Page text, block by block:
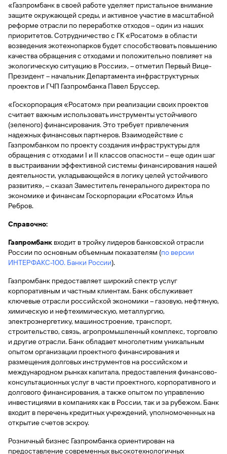
специальные
предложения
Газпром
Бонус
«Плюс»
Информация
для
держателей
карт
Дополнительная
карта-стикер
Банки-
партнеры
Gazprom
Pay
закон №115-
ФЗ
Как не
попасться
мошенникам?
Помощь по
действующему
кредиту
Оформить
страхование
карты
онлайн
Оператор
электронных
денежных
средств
полезно
Часто
задаваемые
вопросы
Калькулятор
вкладов
Быстрый
поиск
по
сайту
Вклады
Отчет о
кредитной
истории
Кредитный
помощник
поиск
по
сайту
Вклады
Открыть
брокерский
счет
Брокерское
обслуживание
Инвестиционные
доверительного
управления
Налоговый
вычет
Быстрый
поиск
по
сайту
Вклады
Отчет о
кредитной
истории
Станьте
партнером
поиск
по
сайту
Вклады
Кредитный
рейтинг
Отчет о
кредитной
истории
партнером
Партнерам
Информация
для
партнеров
Быстрый
поиск
сайту
Вклады
Gazprom
Pay
Интернет-
банк
Мобильное
GPB-
i-
Trade
GorodPay
Открыть
брокерский
счет
клиент
Дистанционные
сервисы
Стать
клиентом
Газпромбанка
онлайн
Открытый
API
курсов
валют и
металлов
Быстрый
по
Отделения
банка
Банкоматы
инкассация
с Moniron
Онлайн-
касса 3 в 1 с
эквайрингом
Может
быть
полезно
115-ФЗ
для
малого
бизнеса
115-ФЗ
для
среднего
бизнеса
Офисы
юридических
лиц
Документы
для
открытия
счета
поиск
сайту
Вклады
сервисы
«Копии
документов»
и «Справки»
Быстрый
поиск
по
Вклады
Курсы
валют
оплата
таможенных
платежей
Быстрый
поиск
по
сайту
Вклады
по
сайту
Вклады
сайту
Вклады
«Газпромбанк в своей работе уделяет пристальное внимание
защите окружающей среды, и активное участие в масштабной
реформе отрасли по переработке отходов – один из наших
приоритетов. Сотрудничество с ГК «Росатом» в области
возведения экотехнопарков будет способствовать повышению
качества обращения с отходами и положительно повлияет на
экологическую ситуацию в России», – отметил Первый Вице-
Президент – начальник Департамента инфраструктурных
проектов и ГЧП Газпромбанка Павел Бруссер.
«Госкорпорация «Росатом» при реализации своих проектов
считает важным использовать инструменты устойчивого
(зеленого) финансирования. Это требует привлечения
надежных финансовых партнеров. Взаимодействие с
Газпромбанком по проекту создания инфраструктуры для
обращения с отходами I и II классов опасности – еще один шаг
в выстраивании эффективной системы финансирования нашей
деятельности, укладывающейся в логику целей устойчивого
развития», – сказал Заместитель генерального директора по
экономике и финансам Госкорпорации «Росатом» Илья
Ребров.
Справочно:
Газпромбанк входит в тройку лидеров банковской отрасли
России по основным объемным показателям (по версии
ИНТЕРФАКС-100. Банки России).
Газпромбанк предоставляет широкий спектр услуг
корпоративным и частным клиентам. Банк обслуживает
ключевые отрасли российской экономики – газовую, нефтяную,
химическую и нефтехимическую, металлургию,
электроэнергетику, машиностроение, транспорт,
строительство, связь, агропромышленный комплекс, торговлю
и другие отрасли. Банк обладает многолетним уникальным
опытом организации проектного финансирования и
размещения долговых инструментов на российском и
международном рынках капитала, предоставления финансово-
консультационных услуг в части проектного, корпоративного и
долгового финансирования, а также опытом по управлению
инвестициями в компаниях как в России, так и за рубежом. Банк
входит в перечень кредитных учреждений, уполномоченных на
открытие счетов эскроу.
Розничный бизнес Газпромбанка ориентирован на
предоставление современных высокотехнологичных